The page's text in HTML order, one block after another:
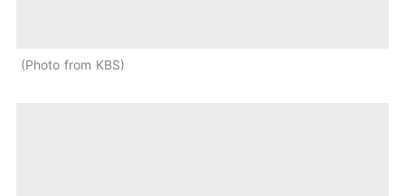
Photo from KBS